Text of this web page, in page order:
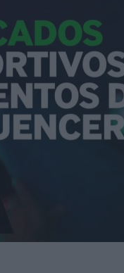
LIDERANDO EL CONSUMO
GENERATIVA ALCANZA YA AL 62%
A KIMBERLY BASTONI COMO
LANZAN UNA COLECCIÓN
EL LISTÓN DE LA
LANZA RAÍZ URBANA PARA
INCORPORA A CASONÁ Y
(BURGO DE ARIAS): “LA